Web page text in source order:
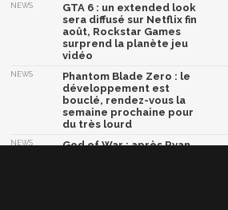
NEWS
GTA 6 : un extended look
sera diffusé sur Netflix fin
août, Rockstar Games
surprend la planète jeu
vidéo
NEWS
Phantom Blade Zero : le
développement est
bouclé, rendez-vous la
semaine prochaine pour
du très lourd
NEWS
God of War : après Ryan